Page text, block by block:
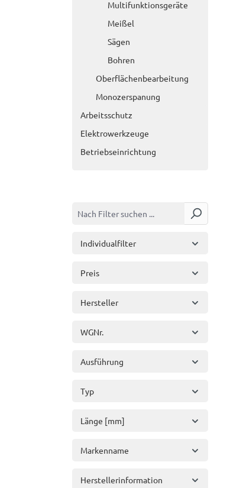
Multifunktionsgeräte
Meißel
Sägen
Bohren
Oberflächenbearbeitung
Monozerspanung
Arbeitsschutz
Elektrowerkzeuge
Betriebseinrichtung
Individualfilter
Preis
Hersteller
WGNr.
Ausführung
Typ
Länge [mm]
Markenname
Herstellerinformation